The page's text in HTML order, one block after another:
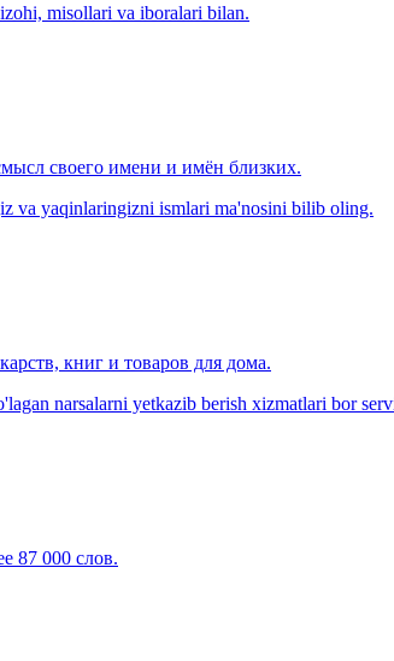
misollari va iboralari bilan.
своего имени и имён близких.
va yaqinlaringizni ismlari ma'nosini bilib oling.
книг и товаров для дома.
narsalarni yetkazib berish xizmatlari bor
87 000 слов.